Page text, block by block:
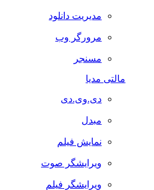
مدیریت دانلود
مرورگر وب
مسنجر
مالتی مدیا
دی.وی.دی
مبدل
نمایش فیلم
ویرایشگر صوت
ویرایشگر فیلم